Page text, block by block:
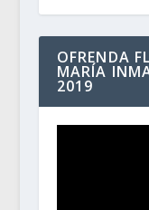
OFRENDA
MARÍA
2019